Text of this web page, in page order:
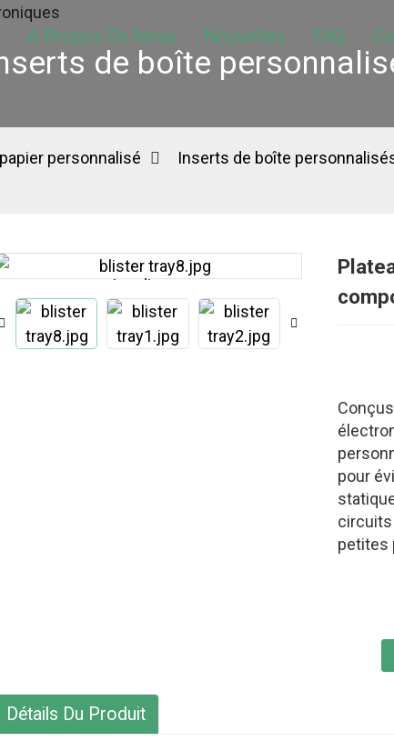
À Propos De Nous Nouvelles FAQ
de boîte
personnalisé Inserts de boîte
Loading...
Loading...
pour
petites
Détails Du Produit